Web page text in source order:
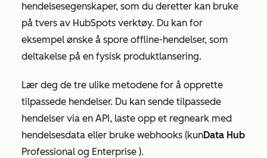
hendelsesegenskaper, som du deretter kan bruke
på tvers av HubSpots verktøy. Du kan for
eksempel ønske å spore offline-hendelser, som
deltakelse på en fysisk produktlansering.
Lær deg de tre ulike metodene for å opprette
tilpassede hendelser. Du kan sende tilpassede
hendelser via en API, laste opp et regneark med
hendelsesdata eller bruke webhooks (kunData Hub
Professional og Enterprise ).